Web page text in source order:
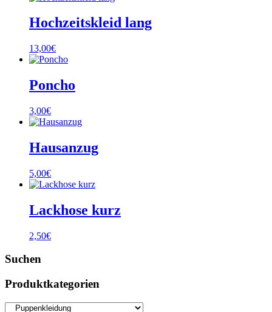
Hochzeitskleid lang
13,00€
Poncho
3,00€
Hausanzug
5,00€
Lackhose kurz
2,50€
Suchen
Produktkategorien